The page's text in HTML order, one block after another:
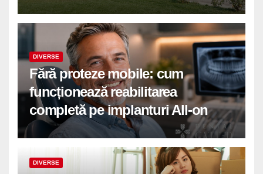
DIVERSE
Fără proteze mobile: cum
funcționează reabilitarea
completă pe implanturi All-on
DIVERSE